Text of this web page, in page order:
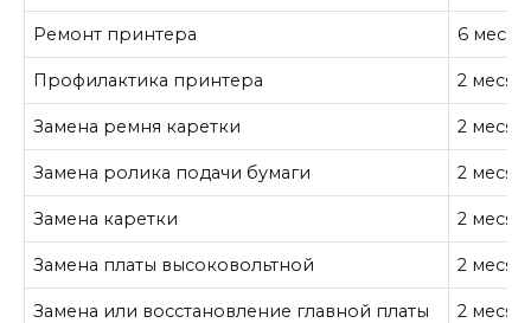
Ремонт принтера 6
Профилактика принтера 2
Замена ремня каретки 2
Замена ролика подачи бумаги 2
Замена каретки 2
Замена платы высоковольтной 2
Замена или восстановление главной платы 2